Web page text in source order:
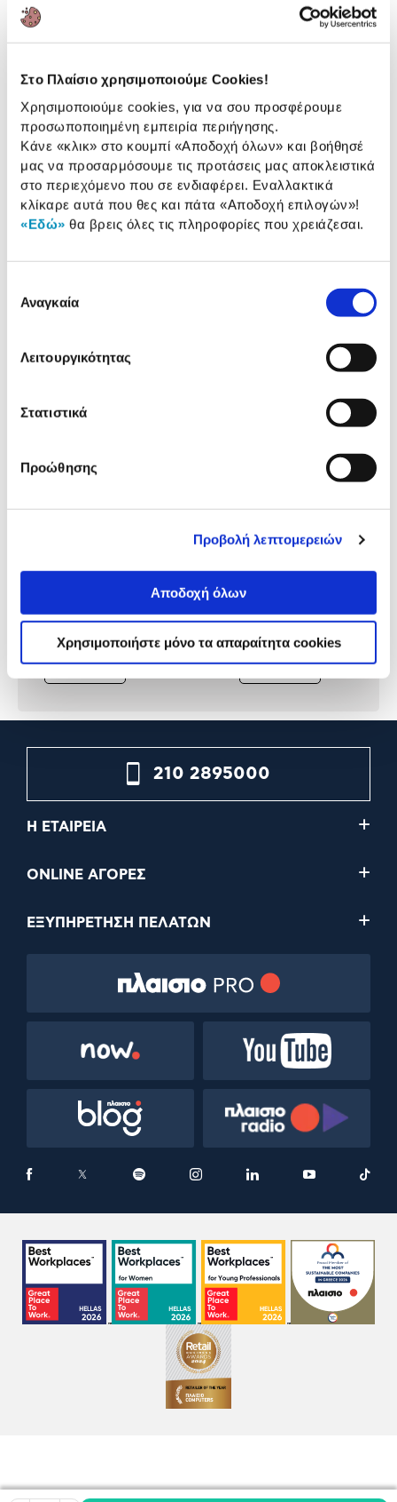
Στο Πλαίσιο χρησιμοποιούμε Cookies!
Χρησιμοποιούμε cookies, για να σου προσφέρουμε
προσωποποιημένη εμπειρία περιήγησης.
Κάνε «κλικ» στο κουμπί «Αποδοχή όλων» και βοήθησέ
μας να προσαρμόσουμε τις προτάσεις μας αποκλειστικά
στο περιεχόμενο που σε ενδιαφέρει. Εναλλακτικά
κλίκαρε αυτά που θες και πάτα «Αποδοχή επιλογών»!
«Εδώ» θα βρεις όλες τις πληροφορίες που χρειάζεσαι.
συγκατάθεσης
Αναγκαία
Λειτουργικότητας
Στατιστικά
Προώθησης
Προβολή λεπτομερειών
Αποδοχή όλων
Χρησιμοποιήστε μόνο τα απαραίτητα cookies
2
Ανθεκτικότητα στο
Ναι
Αναλυτική
παρουσίαση
Αναλυτική παρουσίαση
Προδιαγραφές
προϊόντος
Χαρακτηριστικά
Αξιολογήσεις
Δες τι κλίκαραν όσοι είδαν το ίδιο
προϊόν με εσένα!
18,50€
9,99€
Προσθήκη
19,90€
Προσθήκη
210 2895000
Η ΕΤΑΙΡΕΙΑ
ONLINE ΑΓΟΡΕΣ
ΕΞΥΠΗΡΕΤΗΣΗ ΠΕΛΑΤΩΝ